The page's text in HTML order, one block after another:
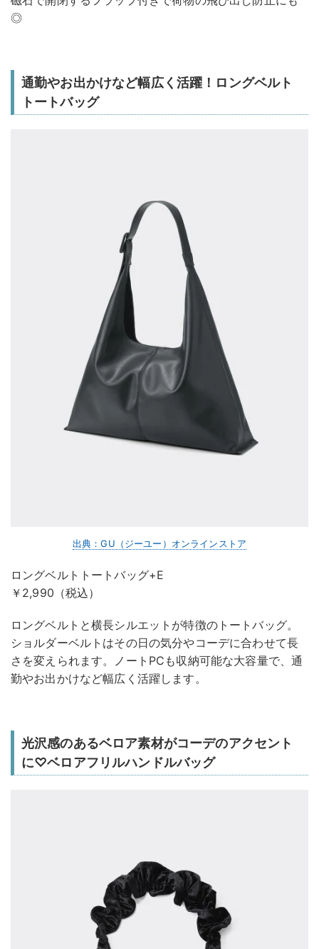
◎
通勤やお出かけなど幅広く活躍！ロングベルト
トートバッグ
出典：GU（ジーユー）オンラインストア
ロングベルトトートバッグ+E
￥2,990（税込）
ロングベルトと横長シルエットが特徴のトートバッグ。
ショルダーベルトはその日の気分やコーデに合わせて長
さを変えられます。ノートPCも収納可能な大容量で、通
勤やお出かけなど幅広く活躍します。
光沢感のあるベロア素材がコーデのアクセント
に♡ベロアフリルハンドルバッグ